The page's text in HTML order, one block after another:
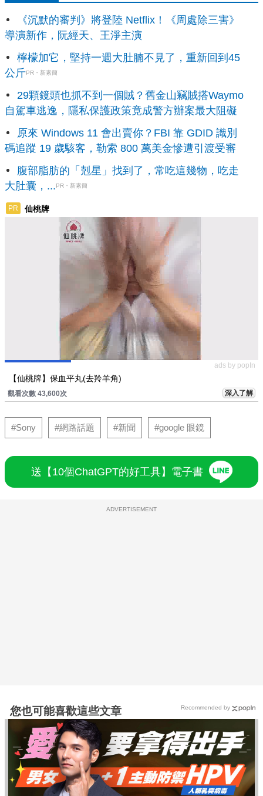
《沉默的審判》將登陸 Netflix！《周處除三害》
導演新作，阮經天、王淨主演
檸檬加它，堅持一週大肚腩不見了，重新回到45
公斤PR・新素簡
29顆鏡頭也抓不到一個賊？舊金山竊賊搭Waymo
自駕車逃逸，隱私保護政策竟成警方辦案最大阻礙
原來 Windows 11 會出賣你？FBI 靠 GDID 識別
碼追蹤 19 歲駭客，勒索 800 萬美金慘遭引渡受審
腹部脂肪的「剋星」找到了，常吃這幾物，吃走
大肚囊，...PR・新素簡
PR 仙桃牌
ads by popIn
【仙桃牌】保血平丸(去羚羊角)
觀看次數 43,600次 深入了解
#Sony #網路話題 #新聞 #google 眼鏡
送【10個ChatGPT的好工具】電子書
ADVERTISEMENT
您也可能喜歡這些文章 Recommended by